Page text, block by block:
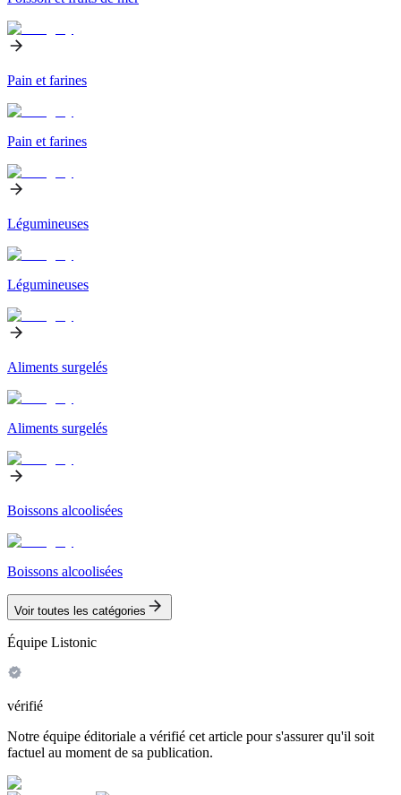
Pain et farines
Pain et farines
Légumineuses
Légumineuses
Aliments surgelés
Aliments surgelés
Boissons alcoolisées
Boissons alcoolisées
Voir toutes les catégories
Équipe Listonic
vérifié
Notre équipe éditoriale a vérifié cet article pour s'assurer qu'il soit
factuel au moment de sa publication.